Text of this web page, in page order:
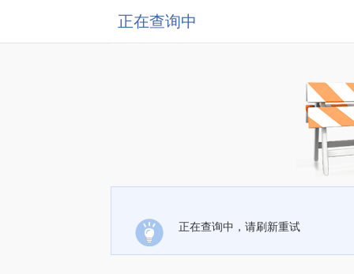
正在查询中
正在查询中，请刷新重试